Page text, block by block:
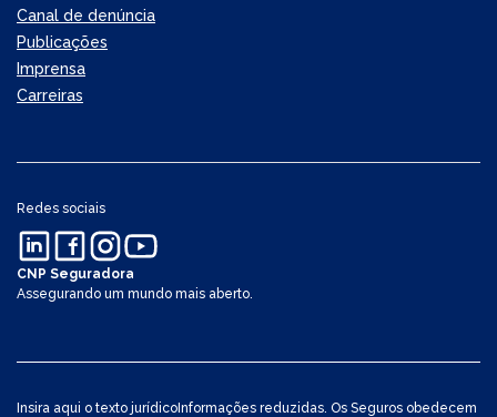
Canal de denúncia
Publicações
Imprensa
Carreiras
CNP Seguradora
Assegurando um mundo mais aberto.
Redes sociais
Insira aqui o texto jurídicoInformações reduzidas. Os Seguros obedecem